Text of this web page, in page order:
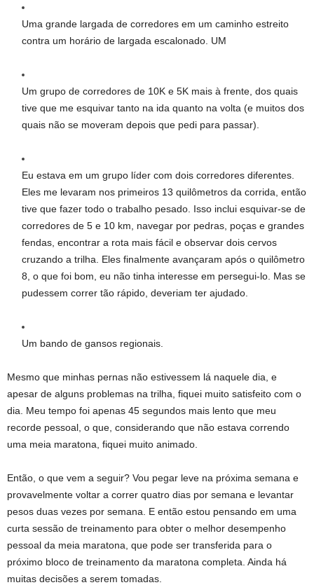
Uma grande largada de corredores em um caminho estreito
contra um horário de largada escalonado. UM
Um grupo de corredores de 10K e 5K mais à frente, dos quais
tive que me esquivar tanto na ida quanto na volta (e muitos dos
quais não se moveram depois que pedi para passar).
Eu estava em um grupo líder com dois corredores diferentes.
Eles me levaram nos primeiros 13 quilômetros da corrida, então
tive que fazer todo o trabalho pesado. Isso inclui esquivar-se de
corredores de 5 e 10 km, navegar por pedras, poças e grandes
fendas, encontrar a rota mais fácil e observar dois cervos
cruzando a trilha. Eles finalmente avançaram após o quilômetro
8, o que foi bom, eu não tinha interesse em persegui-lo. Mas se
pudessem correr tão rápido, deveriam ter ajudado.
Um bando de gansos regionais.
Mesmo que minhas pernas não estivessem lá naquele dia, e
apesar de alguns problemas na trilha, fiquei muito satisfeito com o
dia. Meu tempo foi apenas 45 segundos mais lento que meu
recorde pessoal, o que, considerando que não estava correndo
uma meia maratona, fiquei muito animado.
Então, o que vem a seguir? Vou pegar leve na próxima semana e
provavelmente voltar a correr quatro dias por semana e levantar
pesos duas vezes por semana. E então estou pensando em uma
curta sessão de treinamento para obter o melhor desempenho
pessoal da meia maratona, que pode ser transferida para o
próximo bloco de treinamento da maratona completa. Ainda há
muitas decisões a serem tomadas.